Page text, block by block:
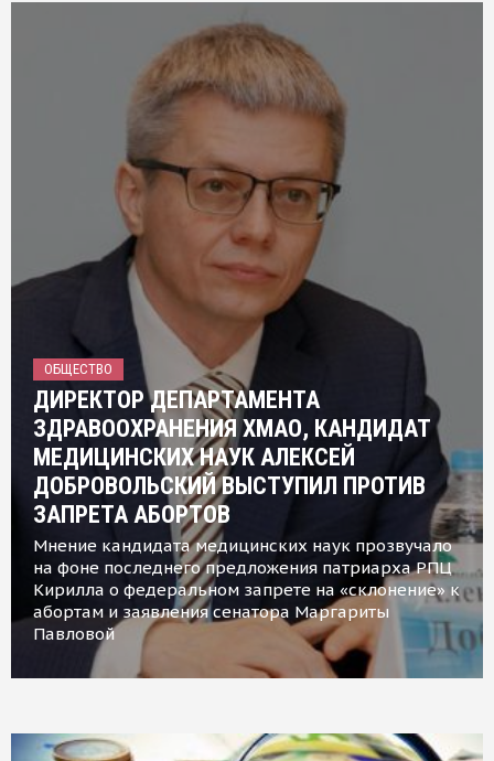
ОБЩЕСТВО
ДИРЕКТОР ДЕПАРТАМЕНТА
ЗДРАВООХРАНЕНИЯ ХМАО, КАНДИДАТ
МЕДИЦИНСКИХ НАУК АЛЕКСЕЙ
ДОБРОВОЛЬСКИЙ ВЫСТУПИЛ ПРОТИВ
ЗАПРЕТА АБОРТОВ
Мнение кандидата медицинских наук прозвучало
на фоне последнего предложения патриарха РПЦ
Кирилла о федеральном запрете на «склонение» к
абортам и заявления сенатора Маргариты
Павловой